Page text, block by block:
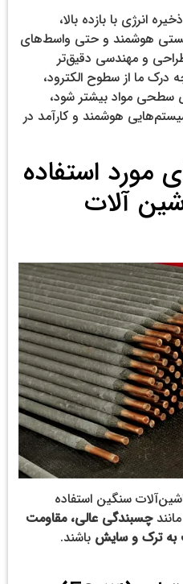
انرژی با بازده بالا،
هوشمند و حتی واسط‌های
و مهندسی دقیق‌تر
درک ما از سطوح الکترود،
سطحی مواد بیشتر شود،
هوشمند و کارآمد در
مورد استفاده
آلات
سنگین استفاده
چسبندگی عالی، مقاومت
به ترک و سایش باشند.